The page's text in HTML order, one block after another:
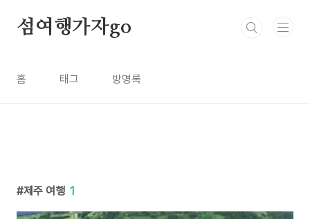
섬여행가자go
홈 태그 방명록
제주 여행 1